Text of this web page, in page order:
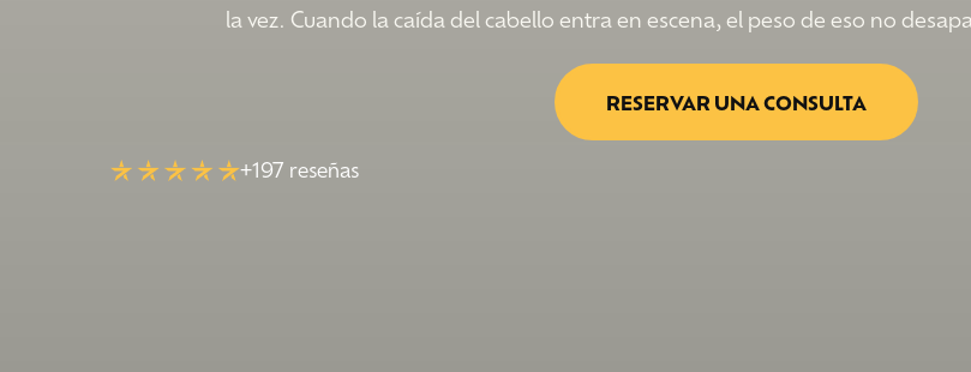
la vez. Cuando la caída del cabello entra en escena, el peso de eso no
RESERVAR UNA CONSULTA
+197 reseñas